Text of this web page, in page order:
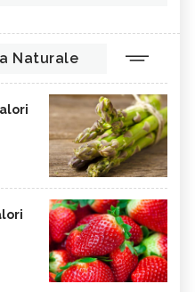
Naturale